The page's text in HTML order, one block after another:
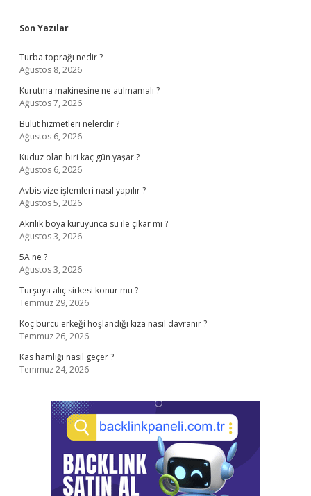
Sidebar
Son Yazılar
Turba toprağı nedir ?
Ağustos 8, 2026
Kurutma makinesine ne atılmamalı ?
Ağustos 7, 2026
Bulut hizmetleri nelerdir ?
Ağustos 6, 2026
Kuduz olan biri kaç gün yaşar ?
Ağustos 6, 2026
Avbis vize işlemleri nasıl yapılır ?
Ağustos 5, 2026
Akrilik boya kuruyunca su ile çıkar mı ?
Ağustos 3, 2026
5A ne ?
Ağustos 3, 2026
Turşuya alıç sirkesi konur mu ?
Temmuz 29, 2026
Koç burcu erkeği hoşlandığı kıza nasıl davranır ?
Temmuz 26, 2026
Kas hamlığı nasıl geçer ?
Temmuz 24, 2026